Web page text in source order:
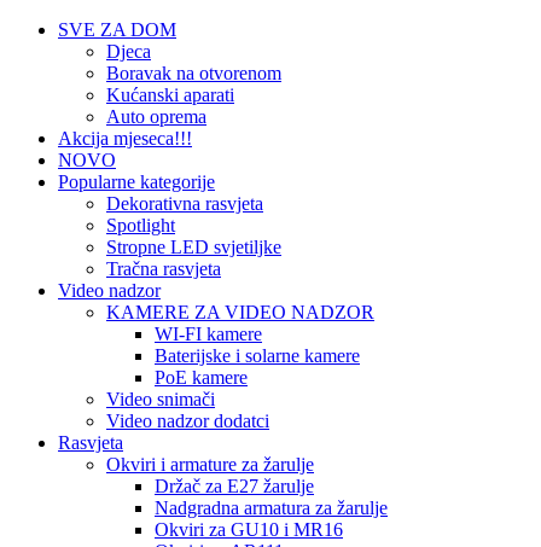
SVE ZA DOM
Djeca
Boravak na otvorenom
Kućanski aparati
Auto oprema
Akcija mjeseca!!!
NOVO
Popularne kategorije
Dekorativna rasvjeta
Spotlight
Stropne LED svjetiljke
Tračna rasvjeta
Video nadzor
KAMERE ZA VIDEO NADZOR
WI-FI kamere
Baterijske i solarne kamere
PoE kamere
Video snimači
Video nadzor dodatci
Rasvjeta
Okviri i armature za žarulje
Držač za E27 žarulje
Nadgradna armatura za žarulje
Okviri za GU10 i MR16